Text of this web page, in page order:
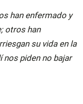
han enfermado y
otros han
su vida en la
nos piden no bajar